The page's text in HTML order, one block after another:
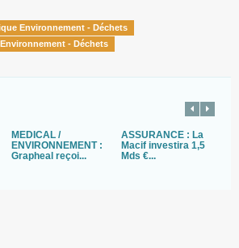
Environnement - Déchets
- Déchets
MEDICAL /
ENVIRONNEMENT :
Grapheal reçoi...
ASSURANCE : La
Macif investira 1,5
Mds €...